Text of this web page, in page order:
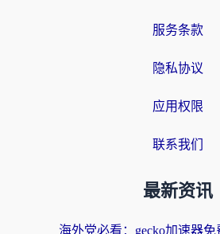
服务条款
隐私协议
应用权限
联系我们
最新资讯